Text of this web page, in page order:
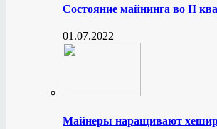
Состояние майнинга во II
01.07.2022
Майнеры наращивают